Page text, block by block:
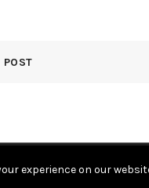
POST
experience on our